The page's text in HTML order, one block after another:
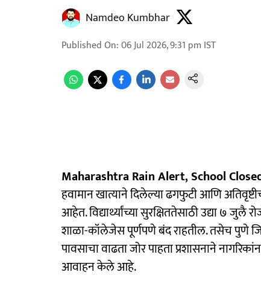
Namdeo Kumbhar
Published On:06 Jul 2026, 9:31 pm IST
Maharashtra Rain Alert, School
हवामान खात्याने दिलेल्या ढगफुटी आणि
आहेत. विद्यार्थ्यांच्या सुरक्षिततेसाठी उद्या ७ जुलै
शाळा-कॉलेजेस पूर्णपणे बंद राहतील. तसेच पुणे
पावसाचा वाढता जोर पाहता प्रशासनाने
आवाहन केले आहे.